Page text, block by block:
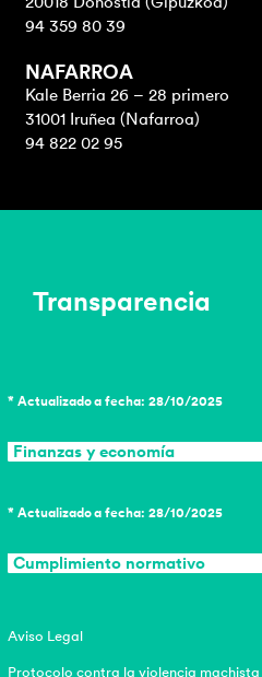
94 359 80 39
NAFARROA
Kale Berria 26 – 28 primero
31001 Iruñea (Nafarroa)
94 822 02 95
Transparencia
* Actualizado a fecha: 28/10/2025
Finanzas y economía
* Actualizado a fecha: 28/10/2025
Cumplimiento normativo
Aviso Legal
Protocolo contra la violencia machista